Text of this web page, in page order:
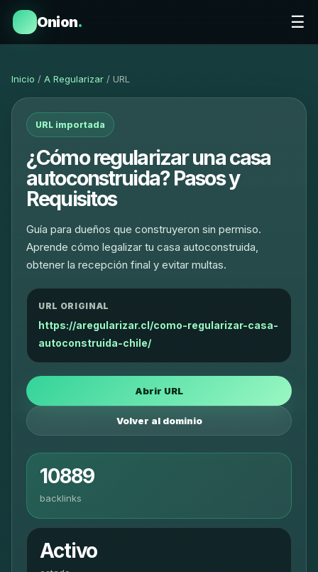
Onion. ☰
Inicio / A Regularizar / URL
URL importada
¿Cómo regularizar una casa
autoconstruida? Pasos y
Requisitos
Guía para dueños que construyeron sin permiso.
Aprende cómo legalizar tu casa autoconstruida,
obtener la recepción final y evitar multas.
URL ORIGINAL
https://aregularizar.cl/como-regularizar-casa-
autoconstruida-chile/
Abrir URL
Volver al dominio
10889
backlinks
Activo